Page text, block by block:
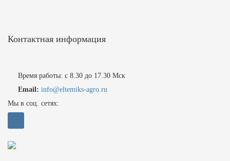
Контактная информация
Время работы: с 8.30 до 17.30 Мск
Email: info@eltemiks-agro.ru
Мы в соц. сетях: